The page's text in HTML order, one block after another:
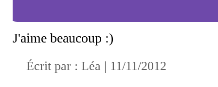
J'aime beaucoup :)
Écrit par : Léa | 11/11/2012